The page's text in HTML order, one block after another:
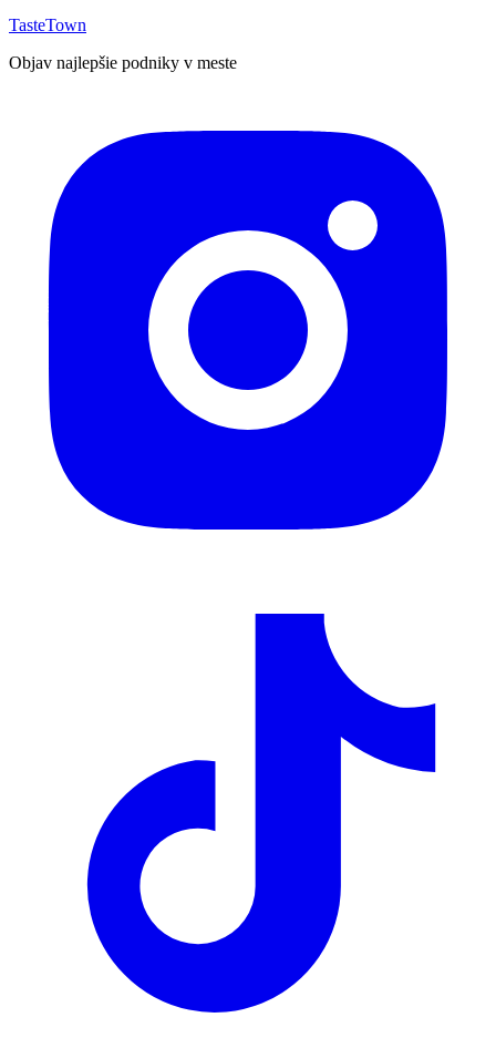
TasteTown
Objav najlepšie podniky v meste